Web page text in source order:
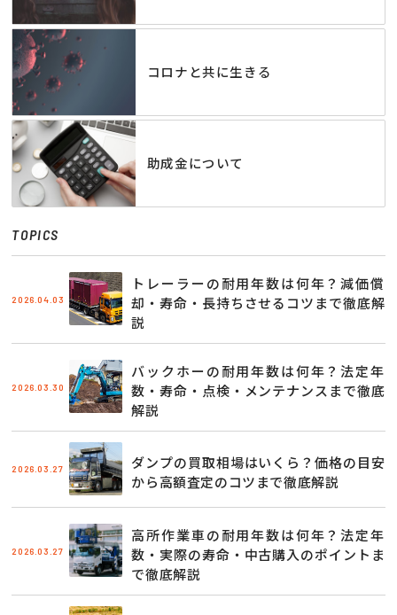
コロナと共に生きる
助成金について
TOPICS
2026.04.03
トレーラーの耐用年数は何年？減価償
却・寿命・長持ちさせるコツまで徹底解
説
2026.03.30
バックホーの耐用年数は何年？法定年
数・寿命・点検・メンテナンスまで徹底
解説
2026.03.27
ダンプの買取相場はいくら？価格の目安
から高額査定のコツまで徹底解説
2026.03.27
高所作業車の耐用年数は何年？法定年
数・実際の寿命・中古購入のポイントま
で徹底解説